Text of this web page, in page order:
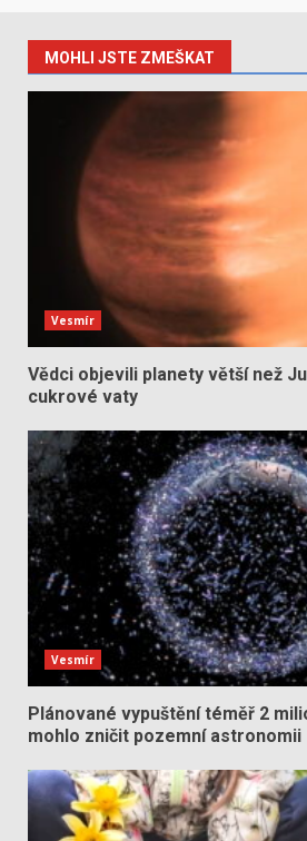
MOHLI JSTE ZMEŠKAT
Vesmír
Vědci objevili planety větší než
cukrové vaty
Vesmír
Plánované vypuštění téměř 2
mohlo zničit pozemní astronomii